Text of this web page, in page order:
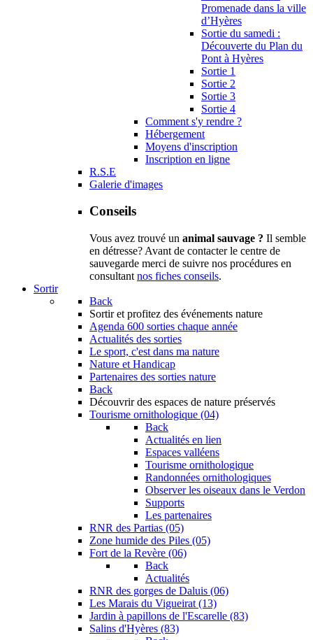
Promenade dans la ville
d’Hyères
Sortie du samedi :
Découverte du Plan du
Pont à Hyères
Sortie 1
Sortie 2
Sortie 3
Sortie 4
Comment s'y rendre ?
Hébergement
Moyens d'inscription
Inscription en ligne
R.S.E
Galerie d'images
Conseils
Vous avez trouvé un animal sauvage ? Il semble
en détresse? Avant de contacter le centre de
sauvegarde merci de suivre nos procédures en
consultant nos fiches conseils.
Sortir
Back
Sortir et profitez des événements nature
Agenda 600 sorties chaque année
Actualités des sorties
Le sport, c'est dans ma nature
Nature et Handicap
Partenaires des sorties nature
Back
Découvrir des espaces de nature préservés
Tourisme ornithologique (04)
Back
Actualités en lien
Espaces valléens
Tourisme ornithologique
Randonnées ornithologiques
Observer les oiseaux dans le Verdon
Supports
Les partenaires
RNR des Partias (05)
Zone humide des Piles (05)
Fort de la Revère (06)
Back
Actualités
RNR des gorges de Daluis (06)
Les Marais du Vigueirat (13)
Jardin à papillons de l'Escarelle (83)
Salins d'Hyères (83)